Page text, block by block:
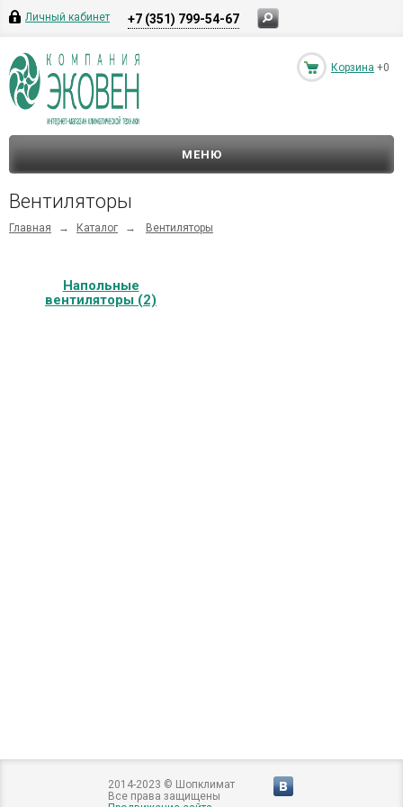
Личный кабинет +7 (351) 799-54-67
Корзина +0
МЕНЮ
Вентиляторы
Главная → Каталог → Вентиляторы
Напольные
вентиляторы (2)
2014-2023 © Шопклимат
Все права защищены